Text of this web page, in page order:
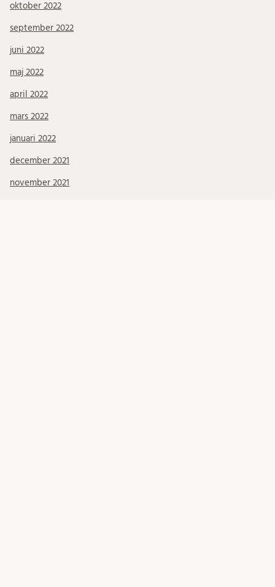
oktober 2022
september 2022
juni 2022
maj 2022
april 2022
mars 2022
januari 2022
december 2021
november 2021